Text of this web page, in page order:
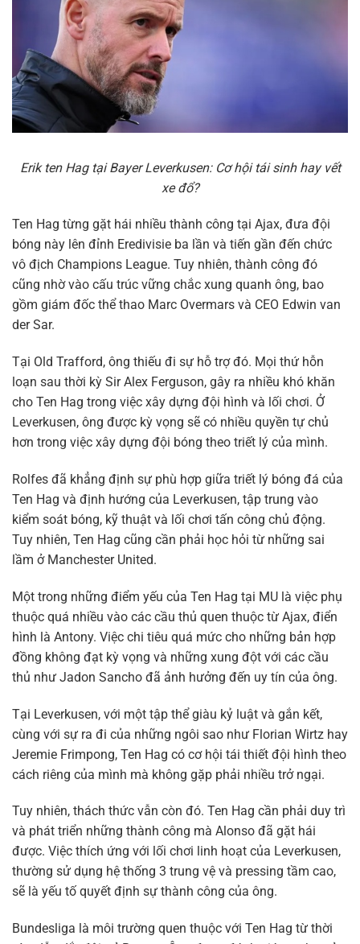
Erik ten Hag tại Bayer Leverkusen: Cơ hội tái sinh hay vết
xe đổ?
Ten Hag từng gặt hái nhiều thành công tại Ajax, đưa đội
bóng này lên đỉnh Eredivisie ba lần và tiến gần đến chức
vô địch Champions League. Tuy nhiên, thành công đó
cũng nhờ vào cấu trúc vững chắc xung quanh ông, bao
gồm giám đốc thể thao Marc Overmars và CEO Edwin van
der Sar.
Tại Old Trafford, ông thiếu đi sự hỗ trợ đó. Mọi thứ hỗn
loạn sau thời kỳ Sir Alex Ferguson, gây ra nhiều khó khăn
cho Ten Hag trong việc xây dựng đội hình và lối chơi. Ở
Leverkusen, ông được kỳ vọng sẽ có nhiều quyền tự chủ
hơn trong việc xây dựng đội bóng theo triết lý của mình.
Rolfes đã khẳng định sự phù hợp giữa triết lý bóng đá của
Ten Hag và định hướng của Leverkusen, tập trung vào
kiểm soát bóng, kỹ thuật và lối chơi tấn công chủ động.
Tuy nhiên, Ten Hag cũng cần phải học hỏi từ những sai
lầm ở Manchester United.
Một trong những điểm yếu của Ten Hag tại MU là việc phụ
thuộc quá nhiều vào các cầu thủ quen thuộc từ Ajax, điển
hình là Antony. Việc chi tiêu quá mức cho những bản hợp
đồng không đạt kỳ vọng và những xung đột với các cầu
thủ như Jadon Sancho đã ảnh hưởng đến uy tín của ông.
Tại Leverkusen, với một tập thể giàu kỷ luật và gắn kết,
cùng với sự ra đi của những ngôi sao như Florian Wirtz hay
Jeremie Frimpong, Ten Hag có cơ hội tái thiết đội hình theo
cách riêng của mình mà không gặp phải nhiều trở ngại.
Tuy nhiên, thách thức vẫn còn đó. Ten Hag cần phải duy trì
và phát triển những thành công mà Alonso đã gặt hái
được. Việc thích ứng với lối chơi linh hoạt của Leverkusen,
thường sử dụng hệ thống 3 trung vệ và pressing tầm cao,
sẽ là yếu tố quyết định sự thành công của ông.
Bundesliga là môi trường quen thuộc với Ten Hag từ thời